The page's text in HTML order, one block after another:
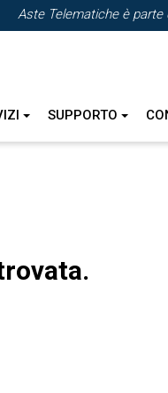
Aste Telematiche è parte
SUPPORTO